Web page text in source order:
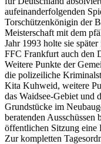
aufeinanderfolgenden
Torschützenkönigin der
Meisterschaft mit dem
Jahr 1993 holte sie
FFC Frankfurt auch den
Weitere Punkte der
die polizeiliche
Kita Kuhweid, weitere
das Waidsee-Gebiet und
Grundstücke im
beratenden
öffentlichen Sitzung eine
Zur kompletten